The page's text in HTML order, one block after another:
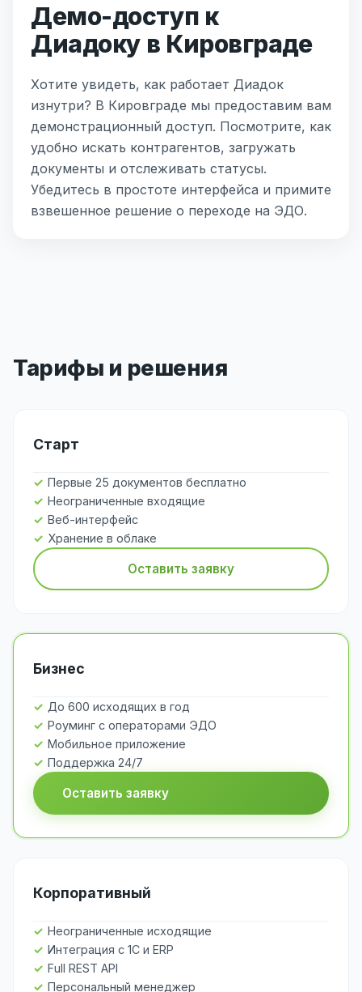
Демо-доступ к
Диадоку в Кировграде
Хотите увидеть, как работает Диадок
изнутри? В Кировграде мы предоставим вам
демонстрационный доступ. Посмотрите, как
удобно искать контрагентов, загружать
документы и отслеживать статусы.
Убедитесь в простоте интерфейса и примите
взвешенное решение о переходе на ЭДО.
Тарифы и решения
Старт
Первые 25 документов бесплатно
Неограниченные входящие
Веб-интерфейс
Хранение в облаке
Оставить заявку
Бизнес
До 600 исходящих в год
Роуминг с операторами ЭДО
Мобильное приложение
Поддержка 24/7
Оставить заявку
Корпоративный
Неограниченные исходящие
Интеграция с 1С и ERP
Full REST API
Персональный менеджер